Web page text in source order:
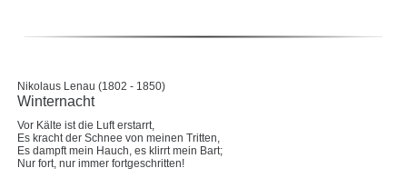
Nikolaus Lenau (1802 - 1850)
Winternacht
Vor Kälte ist die Luft erstarrt,
Es kracht der Schnee von meinen Tritten,
Es dampft mein Hauch, es klirrt mein Bart;
Nur fort, nur immer fortgeschritten!